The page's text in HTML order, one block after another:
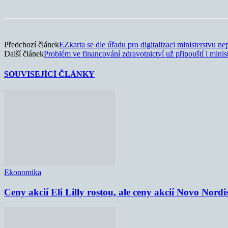
Předchozí článekEZkarta se dle úřadu pro digitalizaci ministerstvu
Další článekProblém ve financování zdravotnictví už připouští i
SOUVISEJÍCÍ ČLÁNKY
Ekonomika
Ceny akcií Eli Lilly rostou, ale ceny akcií Novo